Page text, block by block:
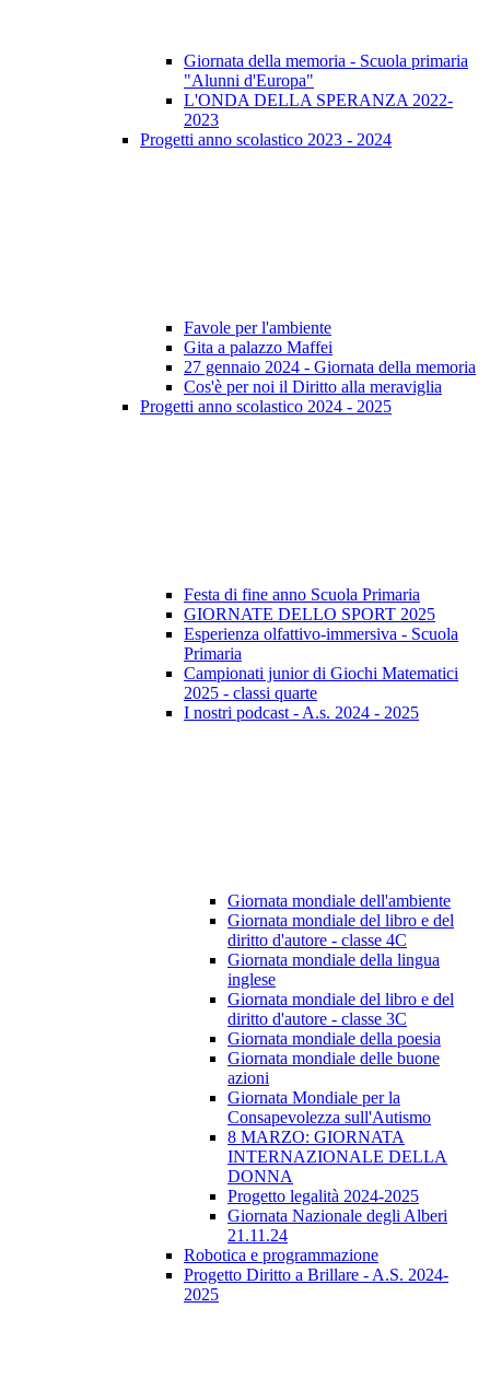
Giornata della memoria - Scuola primaria
"Alunni d'Europa"
L'ONDA DELLA SPERANZA 2022-
2023
Progetti anno scolastico 2023 - 2024
Favole per l'ambiente
Gita a palazzo Maffei
27 gennaio 2024 - Giornata della memoria
Cos'è per noi il Diritto alla meraviglia
Progetti anno scolastico 2024 - 2025
Festa di fine anno Scuola Primaria
GIORNATE DELLO SPORT 2025
Esperienza olfattivo-immersiva - Scuola
Primaria
Campionati junior di Giochi Matematici
2025 - classi quarte
I nostri podcast - A.s. 2024 - 2025
Giornata mondiale dell'ambiente
Giornata mondiale del libro e del
diritto d'autore - classe 4C
Giornata mondiale della lingua
inglese
Giornata mondiale del libro e del
diritto d'autore - classe 3C
Giornata mondiale della poesia
Giornata mondiale delle buone
azioni
Giornata Mondiale per la
Consapevolezza sull'Autismo
8 MARZO: GIORNATA
INTERNAZIONALE DELLA
DONNA
Progetto legalità 2024-2025
Giornata Nazionale degli Alberi
21.11.24
Robotica e programmazione
Progetto Diritto a Brillare - A.S. 2024-
2025